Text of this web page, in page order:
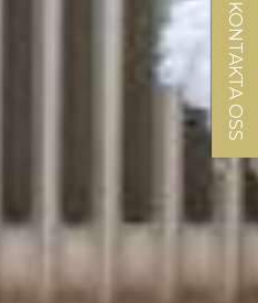
KONTAKTA OSS